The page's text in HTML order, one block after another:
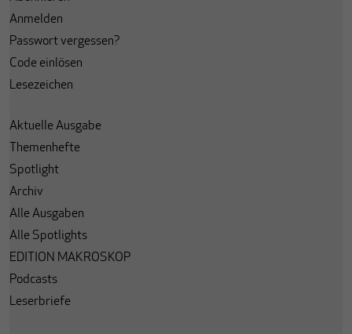
Anmelden
Passwort vergessen?
Code einlösen
Lesezeichen
Aktuelle Ausgabe
Themenhefte
Spotlight
Archiv
Alle Ausgaben
Alle Spotlights
EDITION MAKROSKOP
Podcasts
Leserbriefe